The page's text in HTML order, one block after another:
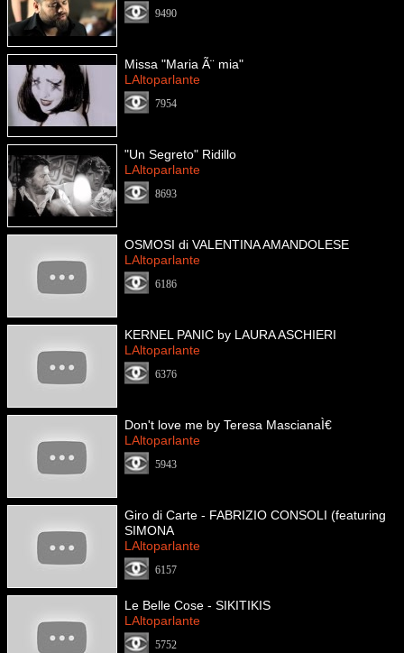
9490
Missa "Maria Ã¨ mia"
LAltoparlante
7954
"Un Segreto" Ridillo
LAltoparlante
8693
OSMOSI di VALENTINA AMANDOLESE
LAltoparlante
6186
KERNEL PANIC by LAURA ASCHIERI
LAltoparlante
6376
Don't love me by Teresa MascianaÌ€
LAltoparlante
5943
Giro di Carte - FABRIZIO CONSOLI (featuring
SIMONA
LAltoparlante
6157
Le Belle Cose - SIKITIKIS
LAltoparlante
5752